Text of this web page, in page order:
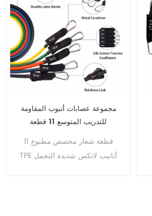
مجموعة عصابات أنبوب المقاومة
للتدريب المتوسع 11 قطعة
إسفنجية
11 قطعة شعار مخصص مطبوع
TPE أنابيب لاتكس شديدة التحمل